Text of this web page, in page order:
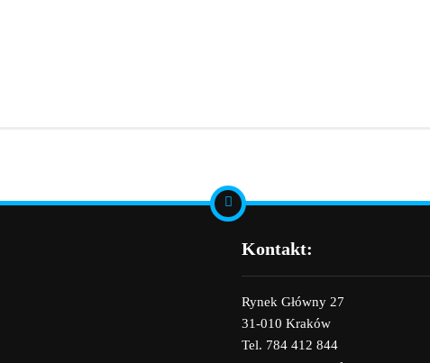
Kontakt:
Rynek Główny 27
31-010 Kraków
Tel. 784 412 844